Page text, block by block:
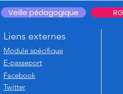
Veille pédagogique
Liens externes
Module spécifique
E-passeport
Facebook
Twitter